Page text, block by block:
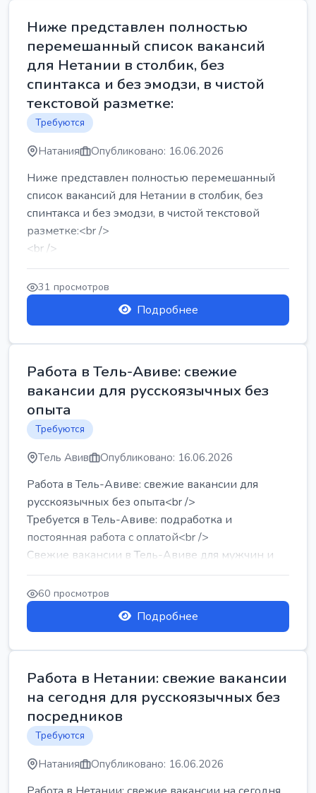
Ниже представлен полностью
перемешанный список вакансий
для Нетании в столбик, без
спинтакса и без эмодзи, в чистой
текстовой разметке:
Требуются
Натания Опубликовано: 16.06.2026
Ниже представлен полностью перемешанный
список вакансий для Нетании в столбик, без
спинтакса и без эмодзи, в чистой текстовой
разметке:<br />
<br />
Работа в Нетании на мебельном производстве:
требу...
31 просмотров
Подробнее
Работа в Тель-Авиве: свежие
вакансии для русскоязычных без
опыта
Требуются
Тель Авив Опубликовано: 16.06.2026
Работа в Тель-Авиве: свежие вакансии для
русскоязычных без опыта<br />
Требуется в Тель-Авиве: подработка и
постоянная работа с оплатой<br />
Свежие вакансии в Тель-Авиве для мужчин и
женщин от хозя...
60 просмотров
Подробнее
Работа в Нетании: свежие вакансии
на сегодня для русскоязычных без
посредников
Требуются
Натания Опубликовано: 16.06.2026